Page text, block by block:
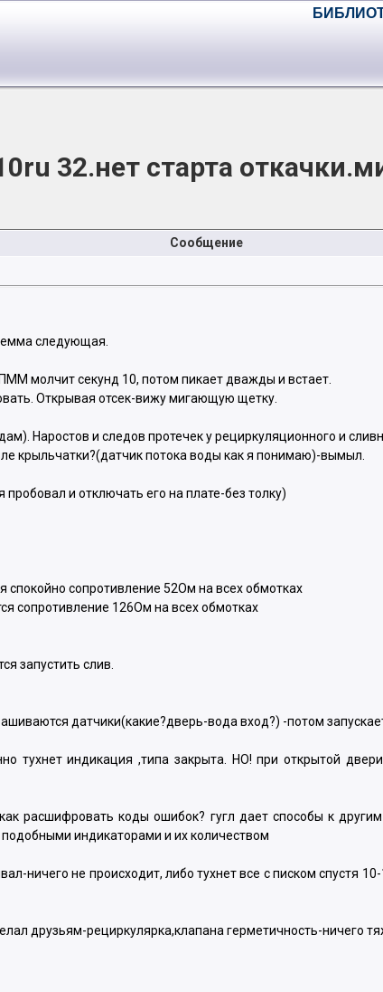
32.нет старта
Сообщение
следующая.
молчит секунд 10, потом пикает дважды и встает.
Открывая отсек-вижу мигающую щетку.
Наростов и следов протечек у рециркуляционного и
крыльчатки?(датчик потока воды как я понимаю)-вымыл.
и отключать его на плате-без толку)
сопротивление 52Ом на всех обмотках
сопротивление 126Ом на всех обмотках
запустить слив.
датчики(какие?дверь-вода вход?) -потом
тухнет индикация ,типа закрыта. НО! при открытой
расшифровать коды ошибок? гугл дает способы к
индикаторами и их количеством
ничего не происходит, либо тухнет все с писком спустя
друзьям-рециркулярка,клапана герметичность-ничего